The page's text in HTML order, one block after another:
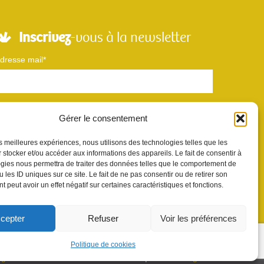
Gérer le consentement
meilleures expériences, nous utilisons des technologies telles que les
stocker et/ou accéder aux informations des appareils. Le fait de consentir à
nous permettra de traiter des données telles que le comportement de
les ID uniques sur ce site. Le fait de ne pas consentir ou de retirer son
peut avoir un effet négatif sur certaines caractéristiques et fonctions.
Refuser Voir les préférences
Politique de cookies
Inscrivez-vous à la newsletter
mail*
Votre e-mail sera utilisé uniquement pour nous permettre de vous envoyer
newsletter et des informations à propos de Scènes et Territoires. Vous
vous désinscrire en utilisant le lien se désabonner de la newsletter.